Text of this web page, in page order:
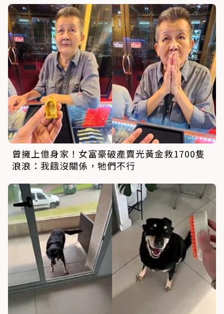
曾擁上億身家！女富豪破產賣光黃金救1700隻
浪浪：我餓沒關係，牠們不行